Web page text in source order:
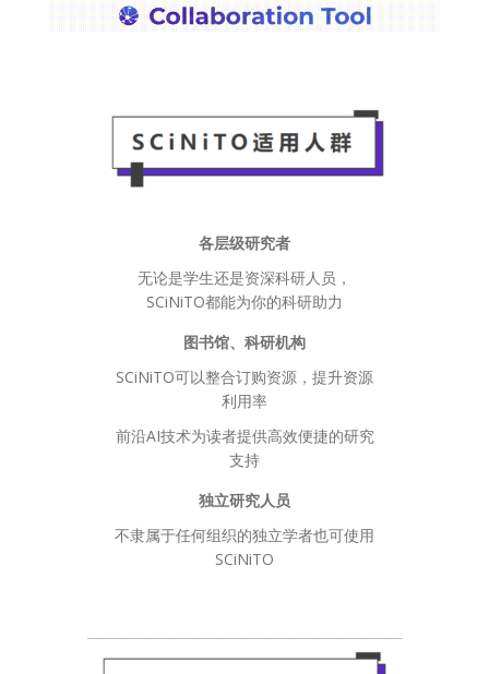
各层级研究者
无论是学生还是资深科研人员，
SCiNiTO都能为你的科研助力
图书馆、科研机构
SCiNiTO可以整合订购资源，提升资源
利用率
前沿AI技术为读者提供高效便捷的研究
支持
独立研究人员
不隶属于任何组织的独立学者也可使用
SCiNiTO